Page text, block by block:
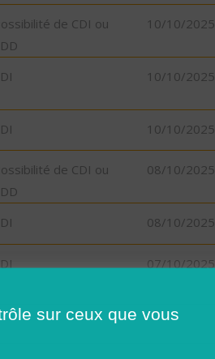
de CDI ou
10/10/2025
10/10/2025
10/10/2025
de CDI ou
08/10/2025
08/10/2025
07/10/2025
CDD
sur ceux que vous